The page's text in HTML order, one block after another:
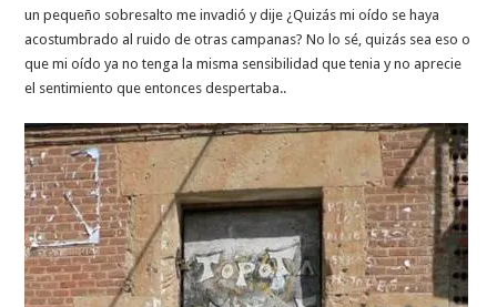
un pequeño sobresalto me invadió y dije ¿Quizás mi oído se haya
acostumbrado al ruido de otras campanas? No lo sé, quizás sea eso o
que mi oído ya no tenga la misma sensibilidad que tenia y no aprecie
el sentimiento que entonces despertaba..